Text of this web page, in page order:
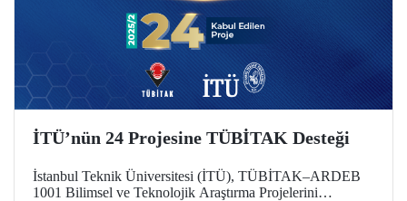
İTÜ’nün 24 Projesine TÜBİTAK Desteği
İstanbul Teknik Üniversitesi (İTÜ), TÜBİTAK–ARDEB
1001 Bilimsel ve Teknolojik Araştırma Projelerini